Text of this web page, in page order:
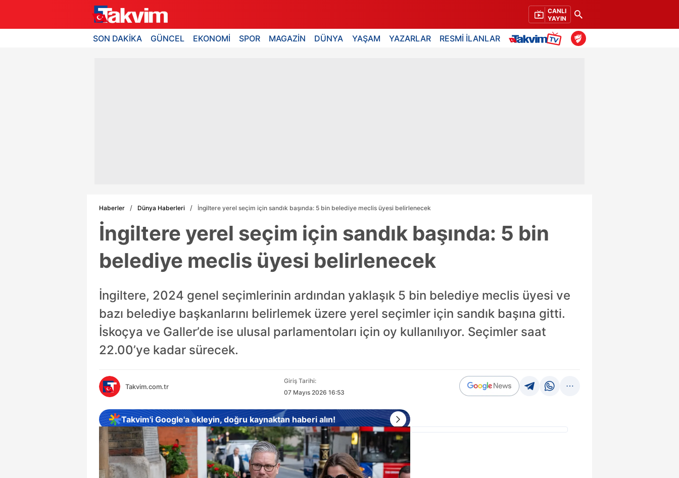
CANLI
YAYIN
SON DAKİKA GÜNCEL EKONOMİ SPOR MAGAZİN DÜNYA YAŞAM YAZARLAR RESMİ İLANLAR
Haberler Dünya Haberleri İngiltere yerel seçim için sandık başında: 5 bin belediye meclis üyesi belirlenecek
İngiltere yerel seçim için sandık başında: 5 bin
belediye meclis üyesi belirlenecek
İngiltere, 2024 genel seçimlerinin ardından yaklaşık 5 bin belediye meclis üyesi ve
bazı belediye başkanlarını belirlemek üzere yerel seçimler için sandık başına gitti.
İskoçya ve Galler’de ise ulusal parlamentoları için oy kullanılıyor. Seçimler saat
22.00’ye kadar sürecek.
Takvim.com.tr
Giriş Tarihi:
07 Mayıs 2026 16:53
Takvim'i Google'a ekleyin, doğru kaynaktan haberi alın!